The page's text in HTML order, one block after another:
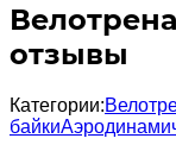
отзывы
Категории:
байки